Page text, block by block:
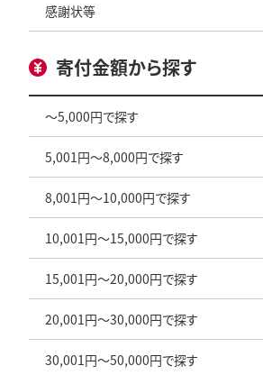
感謝状等
寄付金額から探す
～5,000円で探す
5,001円～8,000円で探す
8,001円～10,000円で探す
10,001円～15,000円で探す
15,001円～20,000円で探す
20,001円～30,000円で探す
30,001円～50,000円で探す